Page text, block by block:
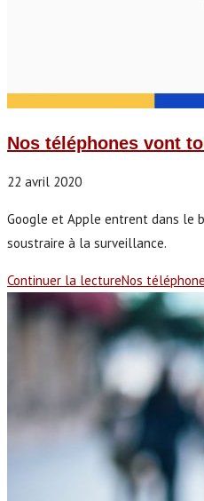
Nos téléphones vont
22 avril 2020
Google et Apple entrent dans le
soustraire à la surveillance.
Continuer la lectureNos